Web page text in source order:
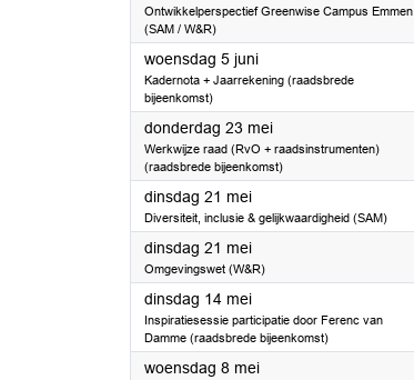
Ontwikkelperspectief Greenwise Campus Emmen
(SAM / W&R)
woensdag 5 juni2024
Kadernota + Jaarrekening (raadsbrede
bijeenkomst)
donderdag 23 mei2024
Werkwijze raad (RvO + raadsinstrumenten)
(raadsbrede bijeenkomst)
dinsdag 21 mei2024
Diversiteit, inclusie & gelijkwaardigheid (SAM)
dinsdag 21 mei2024
Omgevingswet (W&R)
dinsdag 14 mei2024
Inspiratiesessie participatie door Ferenc van
Damme (raadsbrede bijeenkomst)
woensdag 8 mei2024